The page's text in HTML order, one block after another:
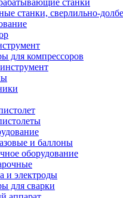
станки
станки, сверлильно-
для компрессоров
и баллоны
оборудование
и электроды
для сварки